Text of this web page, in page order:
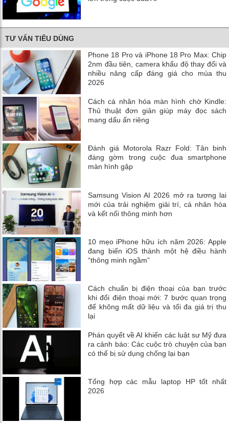
TƯ VẤN TIÊU DÙNG
Phone 18 Pro và iPhone 18 Pro Max: Chip
2nm đầu tiên, camera khẩu độ thay đổi và
nhiều nâng cấp đáng giá cho mùa thu
2026
Cách cá nhân hóa màn hình chờ Kindle:
Thủ thuật đơn giản giúp máy đọc sách
mang dấu ấn riêng
Đánh giá Motorola Razr Fold: Tân binh
đáng gờm trong cuộc đua smartphone
màn hình gập
Samsung Vision AI 2026 mở ra tương lai
mới của trải nghiệm giải trí, cá nhân hóa
và kết nối thông minh hơn
10 mẹo iPhone hữu ích năm 2026: Apple
đang biến iOS thành một hệ điều hành
“thông minh ngầm”
Cách chuẩn bị điện thoại của bạn trước
khi đổi điện thoại mới: 7 bước quan trọng
để không mất dữ liệu và tối đa giá trị thu
lại
Phán quyết về AI khiến các luật sư Mỹ đưa
ra cảnh báo: Các cuộc trò chuyện của bạn
có thể bị sử dụng chống lại bạn
Tổng hợp các mẫu laptop HP tốt nhất
2026